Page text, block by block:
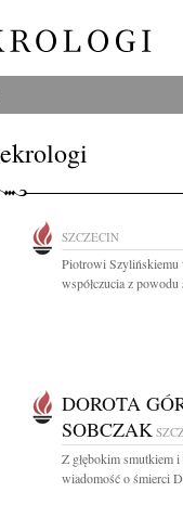
SZCZECIN
Piotrowi Szylińskiemu
współczucia z powodu
DOROTA
SOBCZAK
Z głębokim smutkiem
wiadomość o śmierci